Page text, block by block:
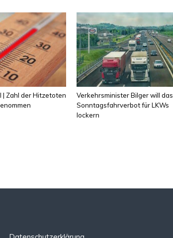
| Zahl der Hitzetoten
Verkehrsminister Bilger will das
Sonntagsfahrverbot für LKWs
lockern